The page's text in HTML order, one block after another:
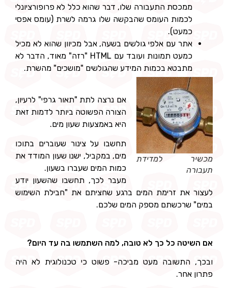
ממכסת התעבורה שלו, דבר שהוא כלל לא פרופורציונלי
לכמות העומס שהבקשה שלו גרמה לשרת (עומס אפסי
כמעט).
אתר עם אלפי גולשים בשעה, אבל מכיוון שהוא לא מכיל
כמעט תמונות ועובד עם HTML "רזה" מאוד, הדבר לא
מתבטא בכמות המידע שהגולשים "מושכים" מהשרת.
מכשיר למדידת
תעבורה
אם נרצה לתת "תאור גרפי" לרעיון,
הצורה הפשוטה ביותר לדמות זאת
היא באמצעות שעון מים.
תחשבו על צינור שעוברים בתוכו
מים, במקביל, ישנו שעון המודד את
כמות המים שעברו בשעון.
מעבר לכך, תחשבו שהשעון יודע
לעצור את זרימת המים ברגע שחציתם את "חבילת השימוש
במים" שרכשתם מספק המים שלכם.
אם השיטה כל כך לא טובה, למה השתמשו בה עד היום?
ובכך, התשובה מעט מביכה- פשוט כי טכנולוגית לא היה
פתרון אחר.